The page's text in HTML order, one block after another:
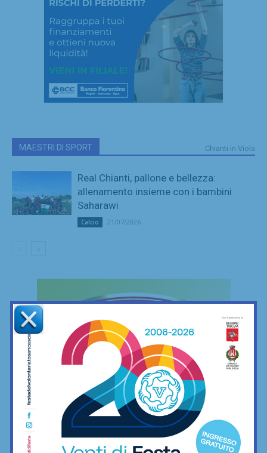
MAESTRI DI SPORT Chianti in Viola
Real Chianti, pallone e bellezza:
allenamento insieme con i bambini
Saharawi
Calcio 21/07/2026